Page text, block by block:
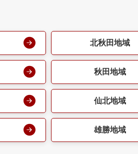
北秋田地域
秋田地域
仙北地域
雄勝地域